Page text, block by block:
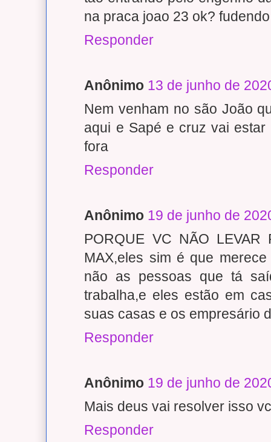
na praca joao 23 ok?
Responder
Anônimo 13 de junho de
Nem venham no são João
aqui e Sapé e cruz vai
fora
Responder
Anônimo 19 de junho de
PORQUE VC NÃO LEVAR
MAX,eles sim é que
não as pessoas que tá
trabalha,e eles estão em
suas casas e os empresário
Responder
Anônimo 19 de junho de
Mais deus vai resolver isso
Responder